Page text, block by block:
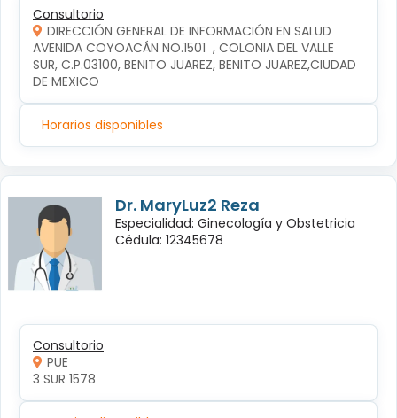
Consultorio
DIRECCIÓN GENERAL DE INFORMACIÓN EN SALUD
AVENIDA COYOACÁN NO.1501  , COLONIA DEL VALLE
SUR, C.P.03100, BENITO JUAREZ, BENITO JUAREZ,CIUDAD
DE MEXICO
Horarios disponibles
Dr. MaryLuz2 Reza
Especialidad: Ginecología y Obstetricia
Cédula: 12345678
Consultorio
PUE
3 SUR 1578